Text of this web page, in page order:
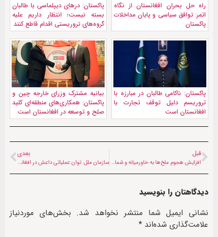
راه حل بحران افغانستان از نگاه
اتمر: توافق سیاسی و پایان مداخلات
پاکستان
پاکستان: درهای دیپلماسی با طالبان
بسته نیست؛ انتظار داریم علیه
گروه‌های تروریستی اقدام قاطع کنند
پاکستان: ناکامی طالبان در مبارزه با
تروریسم دلیل توقف تجارت با
افغانستان است
بیانیه مشترک وزرای خارجه چین و
پاکستان: همکاری‌های منطقه‌ای کلید
صلح و توسعه در افغانستان است
قبل
افزایش هجوم ملخ‌ها به خاورمیانه و شمال آفریقا در پی گرم شدن زمین
بعدی
سازمان ملل: توان عملیاتی داعش در افغانستان مختل شده است
دیدگاهتان را بنویسید
نشانی ایمیل شما منتشر نخواهد شد. بخش‌های موردنیاز
علامت‌گذاری شده‌اند *